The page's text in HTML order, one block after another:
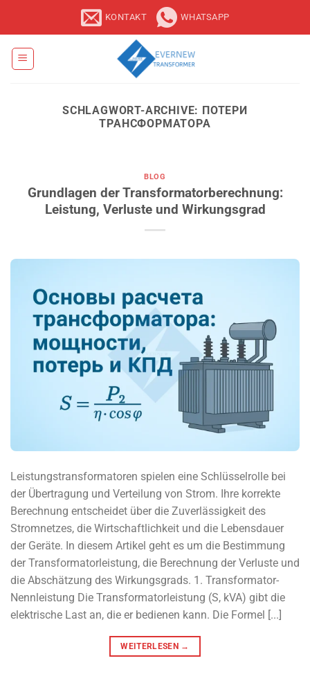
KONTAKT WHATSAPP
SCHLAGWORT-ARCHIVE: ПОТЕРИ
ТРАНСФОРМАТОРА
BLOG
Grundlagen der Transformatorberechnung:
Leistung, Verluste und Wirkungsgrad
Leistungstransformatoren spielen eine Schlüsselrolle bei
der Übertragung und Verteilung von Strom. Ihre korrekte
Berechnung entscheidet über die Zuverlässigkeit des
Stromnetzes, die Wirtschaftlichkeit und die Lebensdauer
der Geräte. In diesem Artikel geht es um die Bestimmung
der Transformatorleistung, die Berechnung der Verluste und
die Abschätzung des Wirkungsgrads. 1. Transformator-
Nennleistung Die Transformatorleistung (S, kVA) gibt die
elektrische Last an, die er bedienen kann. Die Formel [...]
WEITERLESEN →